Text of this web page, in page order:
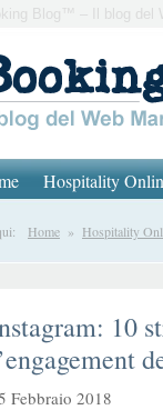
Blog™ – Il blog del
Hospitality
Home » Hospitality
10
Febbraio 2018